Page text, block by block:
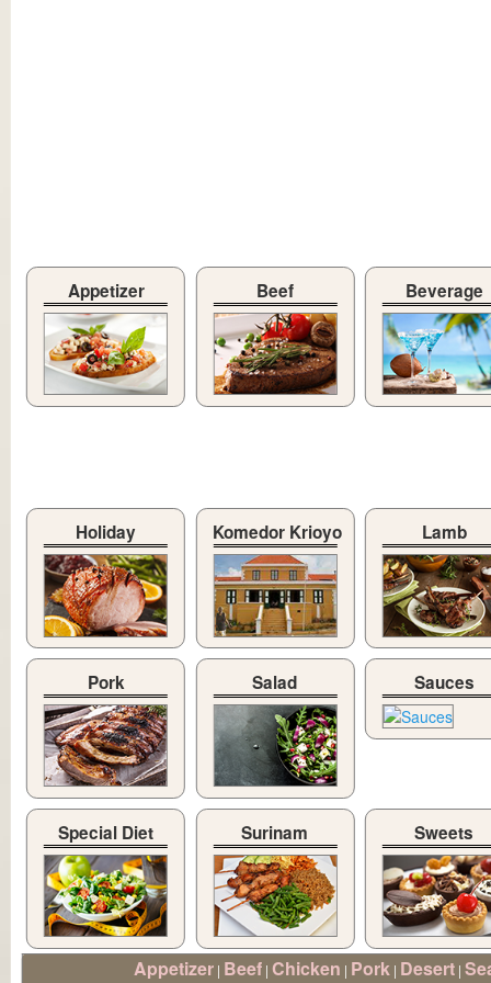
Appetizer Beef Beverage
Holiday Komedor Krioyo Lamb
Pork Salad Sauces
Special Diet Surinam Sweets
Appetizer | Beef | Chicken | Pork | Desert |